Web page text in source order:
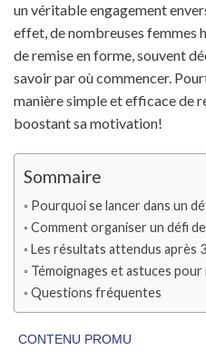
un véritable engagement
effet, de nombreuses femmes
de remise en forme, souvent
savoir par où commencer.
manière simple et efficace de
boostant sa motivation!
Sommaire
Pourquoi se lancer dans un
Comment organiser un défi
Les résultats attendus après
Témoignages et astuces
Questions fréquentes